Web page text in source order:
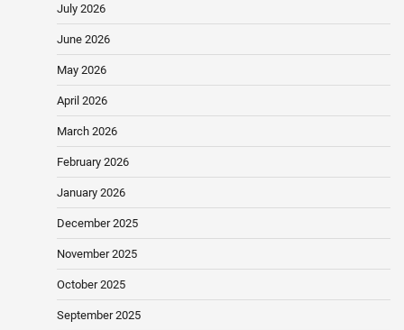
July 2026
June 2026
May 2026
April 2026
March 2026
February 2026
January 2026
December 2025
November 2025
October 2025
September 2025